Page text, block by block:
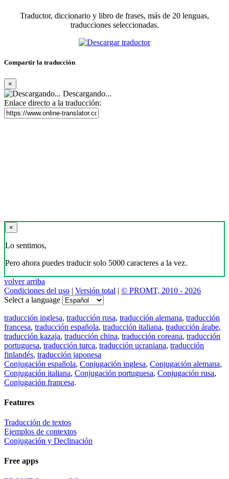
Traductor, diccionario y libro de frases, más de 20 lenguas,
traducciones seleccionadas.
Compartir la traducción
×
Descargando...
Enlace directo a la traducción:
×
Lo sentimos,
Pero ahora puedes traducir solo 5000 caracteres a la vez.
volver arriba
Condiciones del uso | Versión total | © PROMT, 2010 - 2026
Select a language
traducción inglesa, traducción rusa, traducción alemana, traducción
francesa, traducción española, traducción italiana, traducción árabe,
traducción kazaja, traducción china, traducción coreana, traducción
portuguesa, traducción turca, traducción ucraniana, traducción
finlandés, traducción japonesa
Conjugación española, Conjugación inglesa, Conjugación alemana,
Conjugación italiana, Conjugación portuguesa, Conjugación rusa,
Conjugación francesa.
Features
Traducción de textos
Ejemplos de contextos
Conjugación y Declinación
Free apps